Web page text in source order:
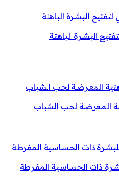
البشرة الباهتة
المعرضة لحب الشباب
ذات الحساسية المفرطة